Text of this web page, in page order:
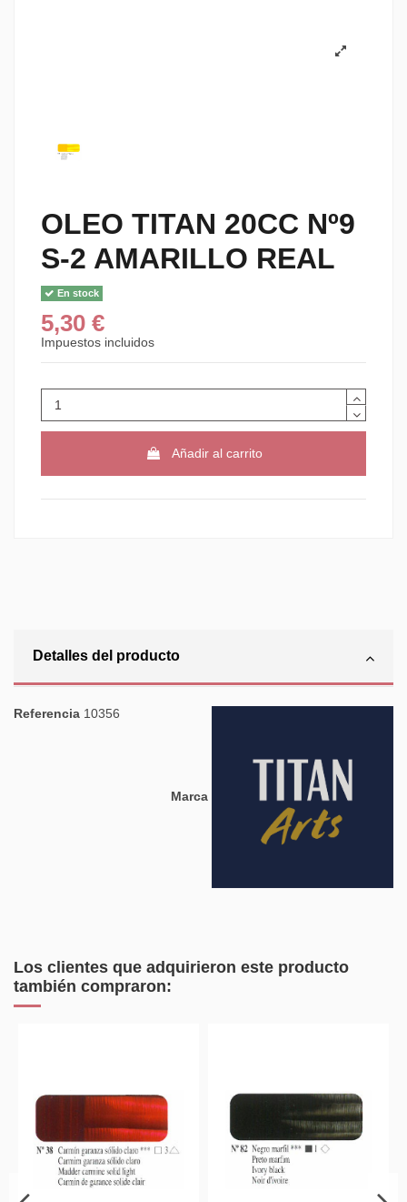
OLEO TITAN 20CC Nº9
S-2 AMARILLO REAL
En stock
5,30 €
Impuestos incluidos
Añadir al carrito
Detalles del producto
Marca
Referencia 10356
Los clientes que adquirieron este producto
también compraron: